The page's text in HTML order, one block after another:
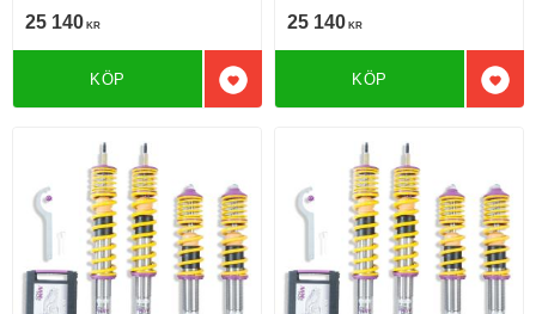
25 140 KR
Lägg till i favoriter
KÖP
25 140 KR
KÖP